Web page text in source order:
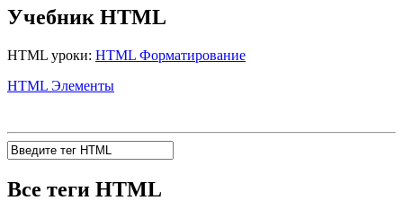
Учебник HTML
HTML уроки: HTML Форматирование
HTML Элементы
Все теги HTML